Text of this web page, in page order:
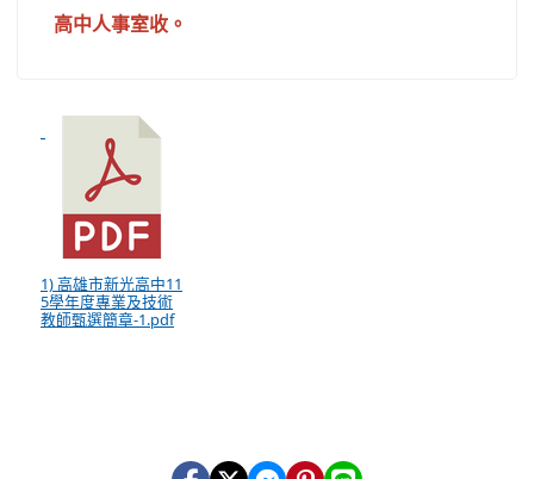
高中人事室收。
1) 高雄市新光高中11
5學年度專業及技術
教師甄選簡章-1.pdf